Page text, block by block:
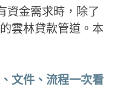
資金需求時，除了
雲林貸款管道。本
文件、流程一次看